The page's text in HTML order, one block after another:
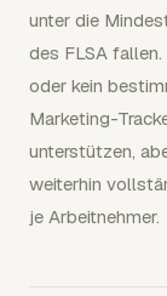
unter die
des FLSA
oder kein
Marketing-
unterstützen,
weiterhin
je Arbeitnehmer.